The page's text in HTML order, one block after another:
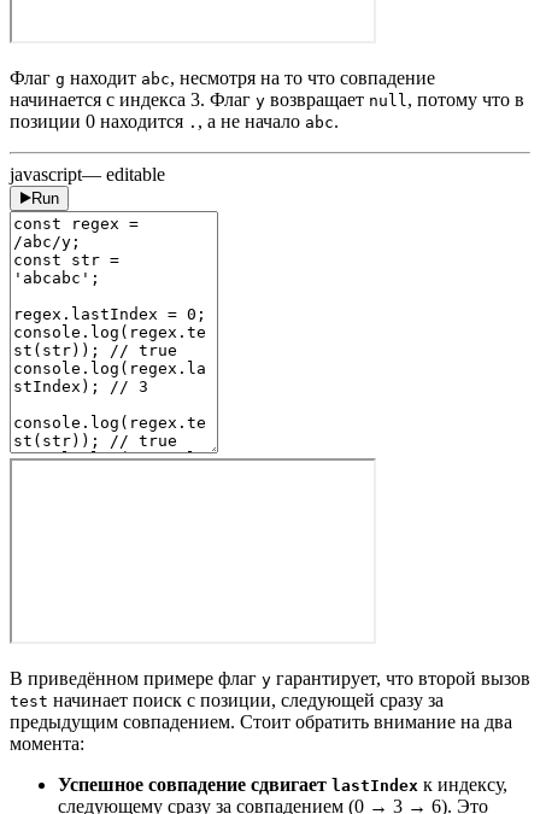
Флаг g находит abc, несмотря на то что совпадение
начинается с индекса 3. Флаг y возвращает null, потому что в
позиции 0 находится . , а не начало abc.
javascript— editable
Run
В приведённом примере флаг y гарантирует, что второй вызов
test начинает поиск с позиции, следующей сразу за
предыдущим совпадением. Стоит обратить внимание на два
момента:
Успешное совпадение сдвигает lastIndex к индексу,
следующему сразу за совпадением (0 → 3 → 6). Это